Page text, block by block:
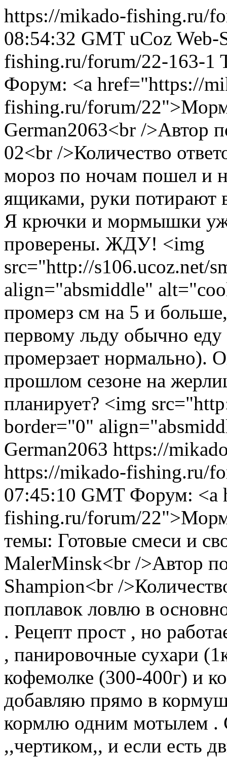
https://mikado-fishing.ru/
08:54:32 GMT uCoz Web-
fishing.ru/forum/22-163-1
Форум: <a href="https://
fishing.ru/forum/
German2063<br />Автор
02<br />Количество
мороз по ночам пошел и
ящиками, руки потирают
Я крючки и мормышки
проверены. ЖДУ! <img
src="http://s106.ucoz.net/
align="absmiddle"
промерз см на 5 и
первому льду обычно еду
промерзает нормально).
прошлом сезоне на
планирует? <img
border="0"
German2063 https://
https://mikado-fishing.ru/
07:45:10 GMT Форум: <a
fishing.ru/forum/
темы: Готовые смеси и
MalerMinsk<br />Автор
Shampion<br /
поплавок ловлю в
. Рецепт прост , но
, панировочные сухари
кофемолке (300-400г) и
добавляю прямо в
кормлю одним мотылем .
,,чертиком,, и если есть